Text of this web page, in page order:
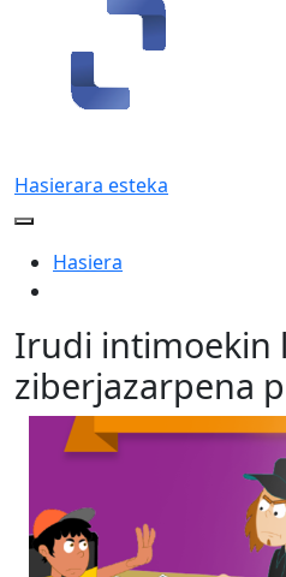
Hasierara esteka
Hasiera
Irudi intimoekin
ziberjazarpena